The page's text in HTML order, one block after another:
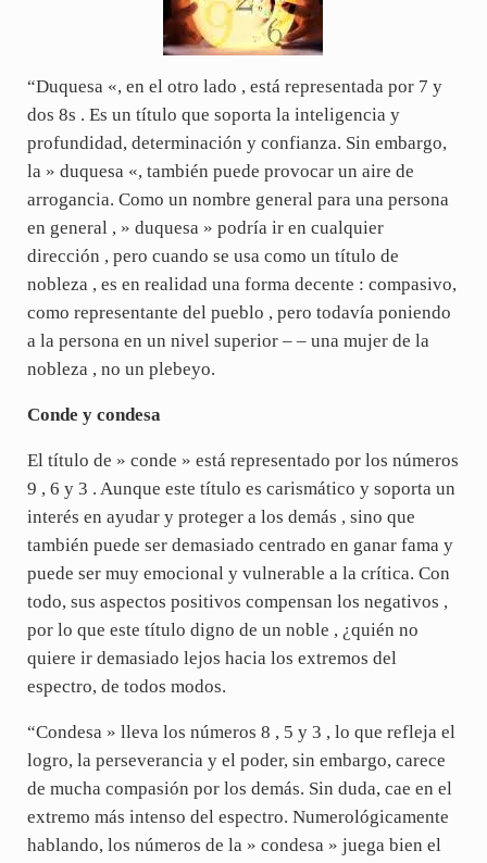
“Duquesa «, en el otro lado , está representada por 7 y
dos 8s . Es un título que soporta la inteligencia y
profundidad, determinación y confianza. Sin embargo,
la » duquesa «, también puede provocar un aire de
arrogancia. Como un nombre general para una persona
en general , » duquesa » podría ir en cualquier
dirección , pero cuando se usa como un título de
nobleza , es en realidad una forma decente : compasivo,
como representante del pueblo , pero todavía poniendo
a la persona en un nivel superior – – una mujer de la
nobleza , no un plebeyo.
Conde y condesa
El título de » conde » está representado por los números
9 , 6 y 3 . Aunque este título es carismático y soporta un
interés en ayudar y proteger a los demás , sino que
también puede ser demasiado centrado en ganar fama y
puede ser muy emocional y vulnerable a la crítica. Con
todo, sus aspectos positivos compensan los negativos ,
por lo que este título digno de un noble , ¿quién no
quiere ir demasiado lejos hacia los extremos del
espectro, de todos modos.
“Condesa » lleva los números 8 , 5 y 3 , lo que refleja el
logro, la perseverancia y el poder, sin embargo, carece
de mucha compasión por los demás. Sin duda, cae en el
extremo más intenso del espectro. Numerológicamente
hablando, los números de la » condesa » juega bien el